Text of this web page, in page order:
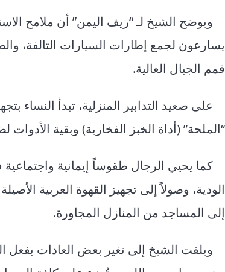
ويوضح الشيخ لـ “ريف اليمن” أن ملامح
يسارعون لجمع إطارات السيارات التالفة،
قمم الجبال العالية.
على صعيد التدابير المنزلية، تبدأ
“الملحة” (أداة الخبز الفخارية) وبقية
كما يحيي الرجال طقوساً إيمانية
الودية، وصولاً إلى تجهيز القهوة العربية
إلى المساجد من المنازل المجاورة.
ويلفت الشيخ إلى تغير بعض العادات بفعل